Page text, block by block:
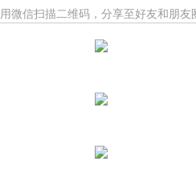
用微信扫描二维码，分享至好友和朋友